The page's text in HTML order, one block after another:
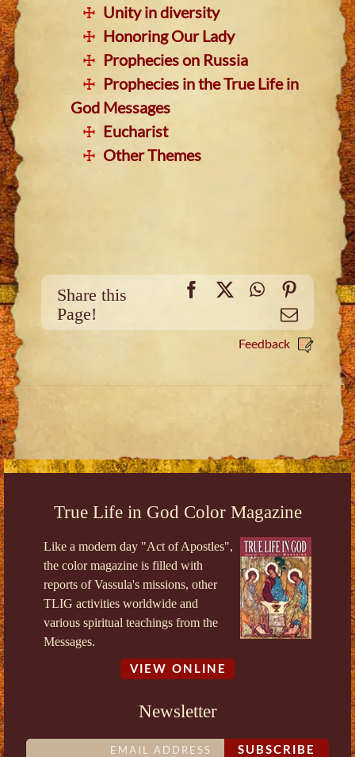
Unity in diversity
Honoring Our Lady
Prophecies on Russia
Prophecies in the True Life in
God Messages
Eucharist
Other Themes
Share this
Page!
Facebook
X WhatsApp
Email
Feedback
True Life in God Color Magazine
Like a modern day "Act of Apostles",
the color magazine is filled with
reports of Vassula's missions, other
TLIG activities worldwide and
various spiritual teachings from the
Messages.
VIEW ONLINE
Newsletter
SUBSCRIBE